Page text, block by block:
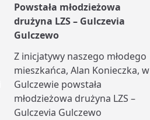
Powstała młodzieżowa
drużyna LZS – Gulczevia
Gulczewo
Z inicjatywy naszego młodego
mieszkańca, Alan Konieczka, w
Gulczewie powstała
młodzieżowa drużyna LZS –
Gulczevia Gulczewo